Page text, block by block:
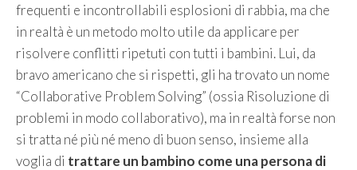
frequenti e incontrollabili esplosioni di rabbia, ma che
in realtà è un metodo molto utile da applicare per
risolvere conflitti ripetuti con tutti i bambini. Lui, da
bravo americano che si rispetti, gli ha trovato un nome
“Collaborative Problem Solving” (ossia Risoluzione di
problemi in modo collaborativo), ma in realtà forse non
si tratta né più né meno di buon senso, insieme alla
voglia di trattare un bambino come una persona di